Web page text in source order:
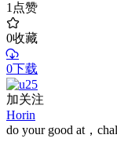
1点赞
0收藏
0下载
加关注
Horin
do your good at，